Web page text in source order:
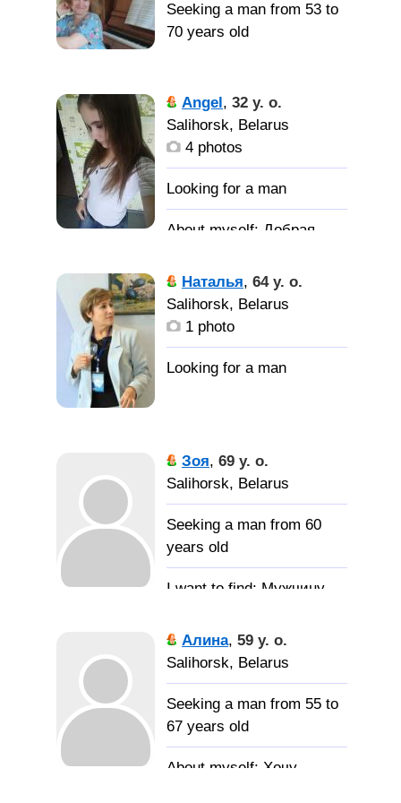
Seeking a man from 53 to
70 years old
мужчину, из Италии,
(предпочтение Милан),
единомышленника,
классическую музыку и
оперу.
Angel, 32 y. o.
Salihorsk, Belarus
4 photos
Добрая,
девушка, ищу серьёзные
отношения. Разведена,
есть сын. Живу одна с
Наталья, 64 y. o.
Salihorsk, Belarus
1 photo
Зоя, 69 y. o.
Salihorsk, Belarus
Seeking a man from 60
years old
Мужчину-
курящего. Для общения,
понимания друг друга,
жадного
Алина, 59 y. o.
Salihorsk, Belarus
Seeking a man from 55 to
67 years old
Хочу